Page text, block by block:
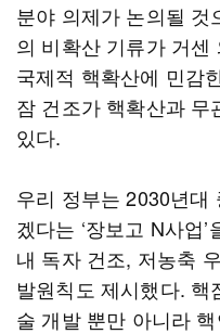
분야 의제가 논의될
의 비확산 기류가 거센
국제적 핵확산에 민감
잠 건조가 핵확산과
있다.
우리 정부는 2030년대
겠다는 ‘장보고 N사업
내 독자 건조, 저농축
발원칙도 제시했다.
술 개발 뿐만 아니라